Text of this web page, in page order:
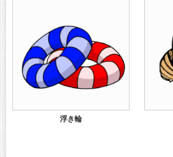
浮き輪